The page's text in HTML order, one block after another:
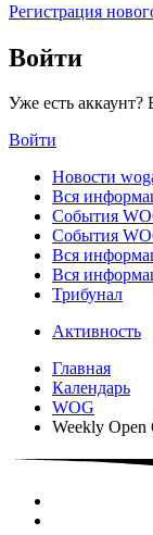
Регистрация
Войти
Уже есть аккаунт?
Войти
Новости
Вся
События
События
Вся
Вся
Трибунал
Активность
Главная
Календарь
WOG
Weekly Open